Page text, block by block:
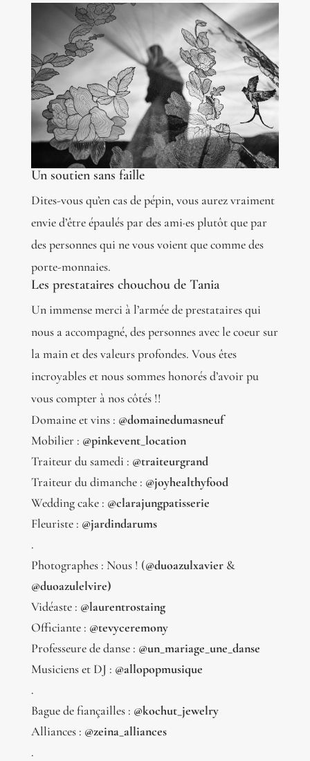
Un soutien sans faille
Dites-vous qu’en cas de pépin, vous aurez vraiment
envie d’être épaulés par des ami·es plutôt que par
des personnes qui ne vous voient que comme des
porte-monnaies.
Les prestataires chouchou de Tania
Un immense merci à l’armée de prestataires qui
nous a accompagné, des personnes avec le coeur sur
la main et des valeurs profondes. Vous êtes
incroyables et nous sommes honorés d’avoir pu
vous compter à nos côtés !!
Domaine et vins : @domainedumasneuf
Mobilier : @pinkevent_location
Traiteur du samedi : @traiteurgrand
Traiteur du dimanche : @joyhealthyfood
Wedding cake : @clarajungpatisserie
Fleuriste : @jardindarums
.
Photographes : Nous ! (@duoazulxavier&
@duoazulelvire)
Vidéaste : @laurentrostaing
Officiante : @tevyceremony
Professeure de danse : @un_mariage_une_danse
Musiciens et DJ : @allopopmusique
.
Bague de fiançailles : @kochut_jewelry
Alliances : @zeina_alliances
.